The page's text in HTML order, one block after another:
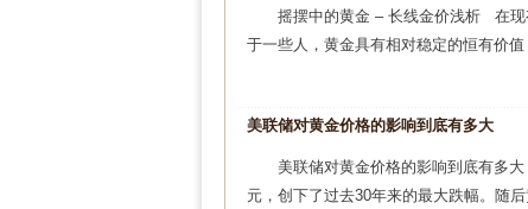
摇摆中的黄金 – 长线金价浅析 在现
于一些人，黄金具有相对稳定的恒有价
美联储对黄金价格的影响到底有多大
美联储对黄金价格的影响到底有多
元，创下了过去30年来的最大跌幅。随